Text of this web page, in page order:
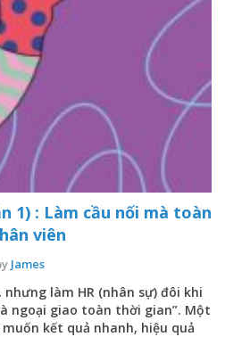
1) : Làm cầu nối mà toàn
viên
James
làm HR (nhân sự) đôi khi
ngoại giao toàn thời gian”. Một
kết quả nhanh, hiệu quả